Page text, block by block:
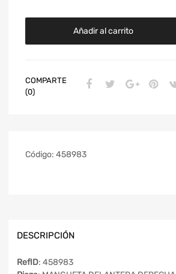
Añadir al carrito
COMPARTE
(0)
Código: 458983
DESCRIPCIÓN
RefID: 458983